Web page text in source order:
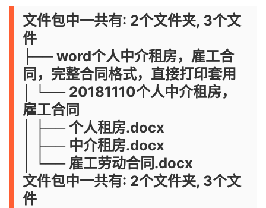
文件包中一共有: 2个文件夹, 3个文
件
├── word个人中介租房，雇工合
同，完整合同格式，直接打印套用
│ └── 20181110个人中介租房，
雇工合同
│ ├── 个人租房.docx
│ ├── 中介租房.docx
│ └── 雇工劳动合同.docx
文件包中一共有: 2个文件夹, 3个文
件